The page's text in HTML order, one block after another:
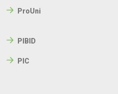
ProUni
PIBID
PIC